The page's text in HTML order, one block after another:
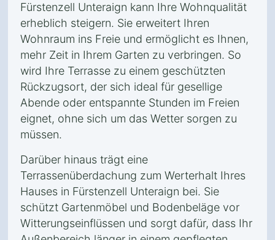
Fürstenzell Unteraign kann Ihre Wohnqualität
erheblich steigern. Sie erweitert Ihren
Wohnraum ins Freie und ermöglicht es Ihnen,
mehr Zeit in Ihrem Garten zu verbringen. So
wird Ihre Terrasse zu einem geschützten
Rückzugsort, der sich ideal für gesellige
Abende oder entspannte Stunden im Freien
eignet, ohne sich um das Wetter sorgen zu
müssen.
Darüber hinaus trägt eine
Terrassenüberdachung zum Werterhalt Ihres
Hauses in Fürstenzell Unteraign bei. Sie
schützt Gartenmöbel und Bodenbeläge vor
Witterungseinflüssen und sorgt dafür, dass Ihr